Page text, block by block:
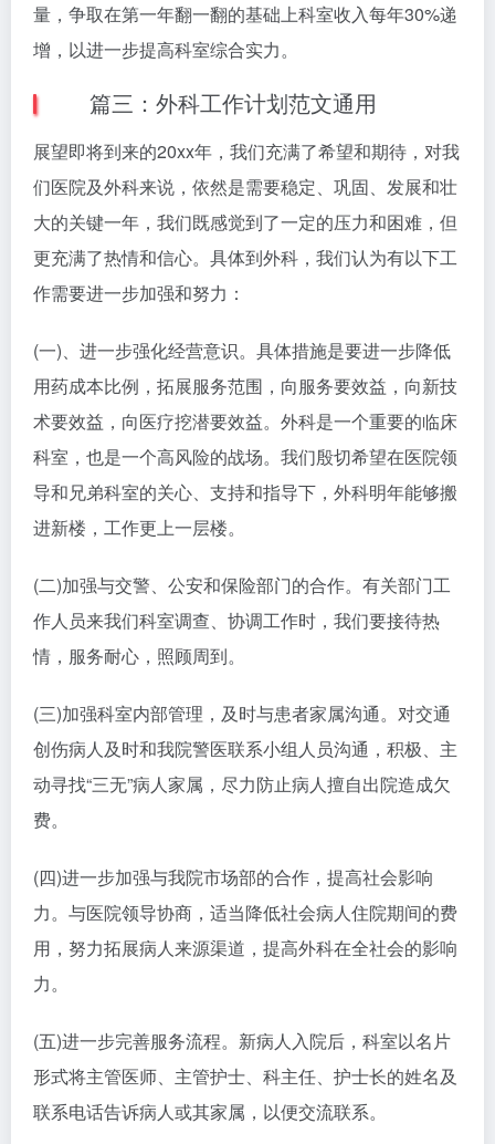
量，争取在第一年翻一翻的基础上科室收入每年30%递
增，以进一步提高科室综合实力。
篇三：外科工作计划范文通用
展望即将到来的20xx年，我们充满了希望和期待，对我
们医院及外科来说，依然是需要稳定、巩固、发展和壮
大的关键一年，我们既感觉到了一定的压力和困难，但
更充满了热情和信心。具体到外科，我们认为有以下工
作需要进一步加强和努力：
(一)、进一步强化经营意识。具体措施是要进一步降低
用药成本比例，拓展服务范围，向服务要效益，向新技
术要效益，向医疗挖潜要效益。外科是一个重要的临床
科室，也是一个高风险的战场。我们殷切希望在医院领
导和兄弟科室的关心、支持和指导下，外科明年能够搬
进新楼，工作更上一层楼。
(二)加强与交警、公安和保险部门的合作。有关部门工
作人员来我们科室调查、协调工作时，我们要接待热
情，服务耐心，照顾周到。
(三)加强科室内部管理，及时与患者家属沟通。对交通
创伤病人及时和我院警医联系小组人员沟通，积极、主
动寻找“三无”病人家属，尽力防止病人擅自出院造成欠
费。
(四)进一步加强与我院市场部的合作，提高社会影响
力。与医院领导协商，适当降低社会病人住院期间的费
用，努力拓展病人来源渠道，提高外科在全社会的影响
力。
(五)进一步完善服务流程。新病人入院后，科室以名片
形式将主管医师、主管护士、科主任、护士长的姓名及
联系电话告诉病人或其家属，以便交流联系。